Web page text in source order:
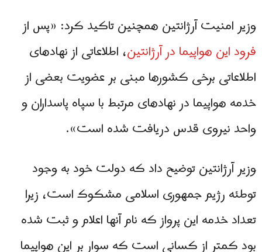
وزیر امنیت آرژانتین همچنین تاکید کرد: «پس از
فرود این هواپیما در آرژانتین، اطلاعاتی از نهادهای
اطلاعاتی برخی کشورها مبنی بر عضویت بعضی از
خدمه هواپیما در نهادهای مرتبط با سپاه پاسداران و
واحد نیروی قدس دریافت شده است».
وزیر آرژانتین توضیح داد که دولت خود به وجود
توطئه رژیم جمهوری اسلامی مشکوک است، زیرا
تعداد خدمه این پرواز که نام آنها اعلام و ثبت شده
بود کمتر از کسانی است که سوار بر این هواپیما